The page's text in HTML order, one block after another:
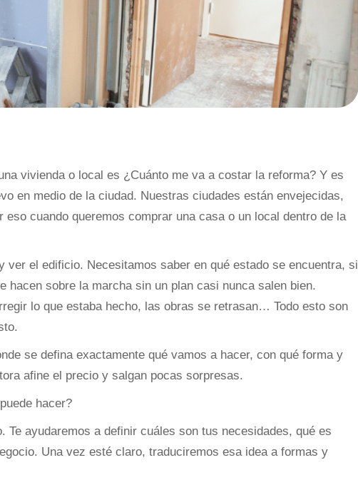
vivienda o local es ¿Cuánto me va a costar la reforma? Y es
en medio de la ciudad. Nuestras ciudades están envejecidas,
cuando queremos comprar una casa o un local dentro de la
el edificio. Necesitamos saber en qué estado se encuentra, si
sobre la marcha sin un plan casi nunca salen bien.
lo que estaba hecho, las obras se retrasan… Todo esto son
se defina exactamente qué vamos a hacer, con qué forma y
afine el precio y salgan pocas sorpresas.
hacer?
ayudaremos a definir cuáles son tus necesidades, qué es
Una vez esté claro, traduciremos esa idea a formas y